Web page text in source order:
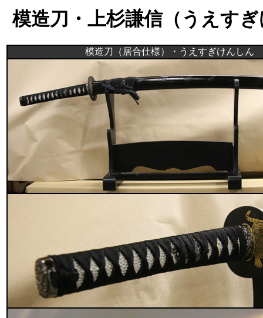
模造刀・上杉謙信（うえす
模造刀（居合仕様）・うえすぎけんしん